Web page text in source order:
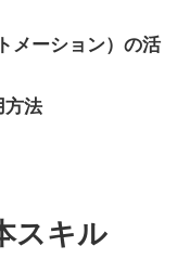
メーション）の活
方法
スキル